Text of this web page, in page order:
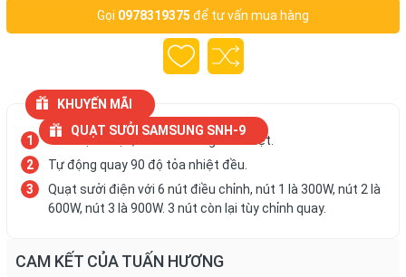
Gọi 0978319375 để tư vấn mua hàng
KHUYẾN MÃI
QUẠT SƯỞI SAMSUNG SNH-9
tiết kiệm điện, an toàn về nguồn nhiệt.
Tự động quay 90 độ tỏa nhiệt đều.
Quạt sưởi điện với 6 nút điều chỉnh, nút 1 là 300W, nút 2 là
600W, nút 3 là 900W. 3 nút còn lại tùy chỉnh quay.
CAM KẾT CỦA TUẤN HƯƠNG